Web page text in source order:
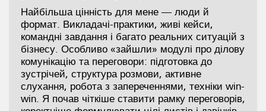
Найбільша цінність для мене — люди й
формат. Викладачі-практики, живі кейси,
командні завдання і багато реальних ситуацій з
бізнесу. Особливо «зайшли» модулі про ділову
комунікацію та переговори: підготовка до
зустрічей, структура розмови, активне
слухання, робота з запереченнями, техніки win-
win. Я почав чіткіше ставити рамку переговорів,